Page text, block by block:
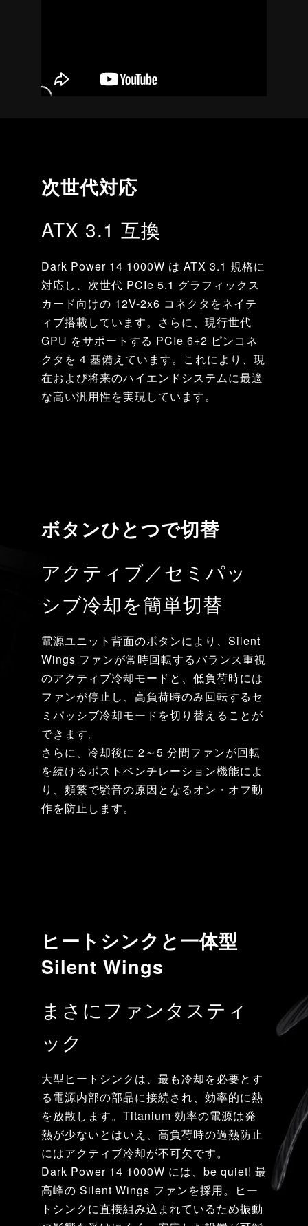
次世代対応
ATX 3.1 互換
Dark Power 14 1000W は ATX 3.1 規格に
対応し、次世代 PCIe 5.1 グラフィックス
カード向けの 12V-2x6 コネクタをネイテ
ィブ搭載しています。さらに、現行世代
GPU をサポートする PCIe 6+2 ピンコネ
クタを 4 基備えています。これにより、現
在および将来のハイエンドシステムに最適
な高い汎用性を実現しています。
ボタンひとつで切替
アクティブ／セミパッ
シブ冷却を簡単切替
電源ユニット背面のボタンにより、Silent
Wings ファンが常時回転するバランス重視
のアクティブ冷却モードと、低負荷時には
ファンが停止し、高負荷時のみ回転するセ
ミパッシブ冷却モードを切り替えることが
できます。
さらに、冷却後に 2～5 分間ファンが回転
を続けるポストベンチレーション機能によ
り、頻繁で騒音の原因となるオン・オフ動
作を防止します。
ヒートシンクと一体型
Silent Wings
まさにファンタスティ
ック
大型ヒートシンクは、最も冷却を必要とす
る電源内部の部品に接続され、効率的に熱
を放散します。Titanium 効率の電源は発
熱が少ないとはいえ、高負荷時の過熱防止
にはアクティブ冷却が不可欠です。
Dark Power 14 1000W には、be quiet! 最
高峰の Silent Wings ファンを採用。ヒー
トシンクに直接組み込まれているため振動